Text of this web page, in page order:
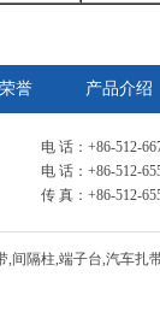
誉 产品介绍
电 话：+86-512-
电 话：+86-512-
传 真：+86-512-
,间隔柱,端子台,汽车